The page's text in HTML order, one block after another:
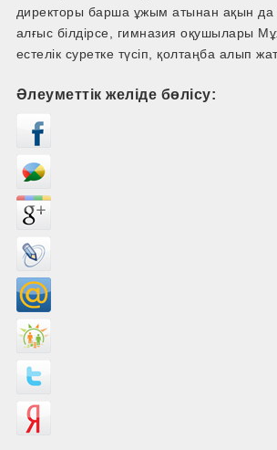
директоры барша ұжым атынан ақын да
алғыс білдірсе, гимназия оқушылары
естелік суретке түсіп, қолтаңба алып
Әлеуметтік желіде бөлісу: